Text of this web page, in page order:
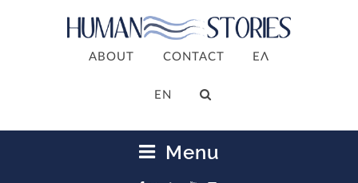
ABOUT CONTACT ΕΛ
ΕΝ
Menu